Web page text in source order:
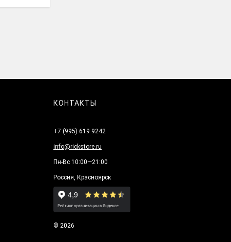
КОНТАКТЫ
+7 (995) 619 9242
info@rickstore.ru
Пн-Вс 10:00—21:00
Россия, Красноярск
© 2026